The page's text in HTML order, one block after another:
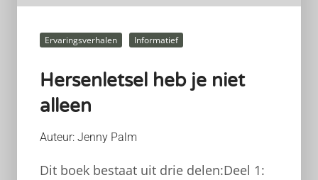
Ervaringsverhalen Informatief
Hersenletsel heb je niet
alleen
Auteur: Jenny Palm
Dit boek bestaat uit drie delen:Deel 1: